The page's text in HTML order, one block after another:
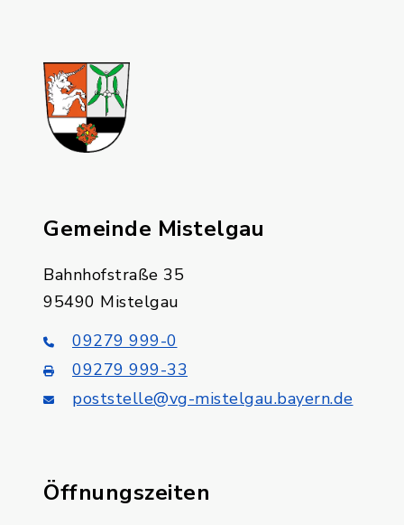
Gemeinde Mistelgau
Bahnhofstraße 35
95490 Mistelgau
09279 999-0
09279 999-33
poststelle@vg-mistelgau.bayern.de
Öffnungszeiten